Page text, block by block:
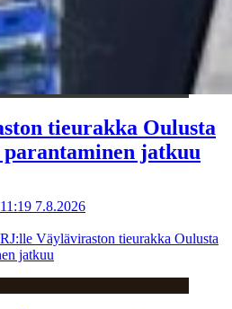
tieurakka Oulusta
jatkuu
7.8.2026
Väyläviraston tieurakka Oulusta
jatkuu